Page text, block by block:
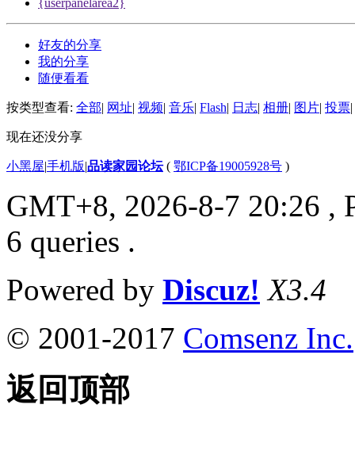
好友的分享
我的分享
随便看看
按类型查看: 全部| 网址| 视频| 音乐| Flash| 日志| 相册| 图片| 投票|
现在还没分享
小黑屋|手机版|品读家园论坛( 鄂ICP备19005928号 )
GMT+8, 2026-8-7 20:26 ,
6 queries .
Powered by Discuz! X3.4
© 2001-2017 Comsenz Inc.
返回顶部